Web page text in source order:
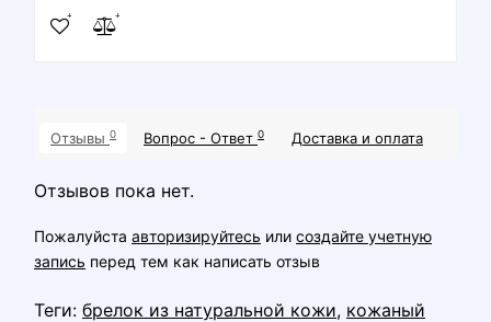
Отзывы 0 Вопрос - Ответ 0 Доставка и оплата
Отзывов пока нет.
Пожалуйста авторизируйтесь или создайте учетную
запись перед тем как написать отзыв
Теги: брелок из натуральной кожи, кожаный